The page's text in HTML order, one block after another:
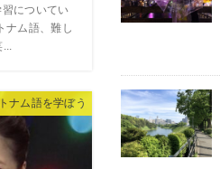
についてい
ナム語、難し
ナム語を学ぼう